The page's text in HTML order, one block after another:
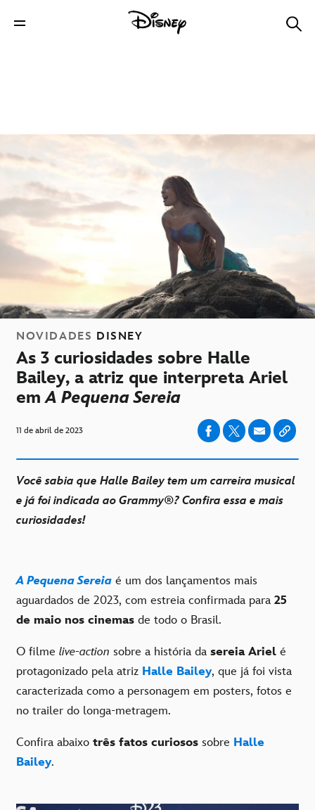
NOVIDADES DISNEY
As 3 curiosidades sobre Halle
Bailey, a atriz que interpreta Ariel
emA Pequena Sereia
11 de abril de 2023
Você sabia que Halle Bailey tem um carreira musical
e já foi indicada ao Grammy®? Confira essa e mais
curiosidades!
A Pequena Sereia é um dos lançamentos mais
aguardados de 2023, com estreia confirmada para 25
de maio nos cinemas de todo o Brasil.
O filme live-action sobre a história da sereia Ariel é
protagonizado pela atriz Halle Bailey, que já foi vista
caracterizada como a personagem em posters, fotos e
no trailer do longa-metragem.
Confira abaixo três fatos curiosos sobre Halle
Bailey.